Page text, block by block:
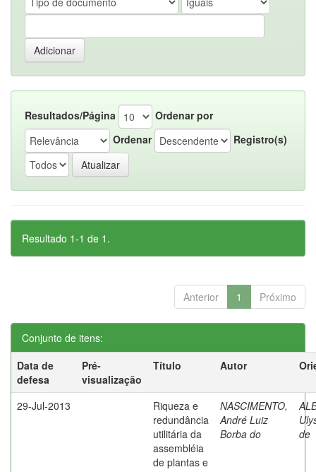
Resultados/Página
Ordenar por
Ordenar
Registro(s)
Resultado 1-1 de 1.
Anterior 1 Próximo
Conjunto de itens:
Data de
defesa
Pré-
visualização
Título Autor
29-Jul-2013
Riqueza e
redundância
utilitária da
assembléia
de plantas e
NASCIMENTO,
André Luiz
Borba do
de